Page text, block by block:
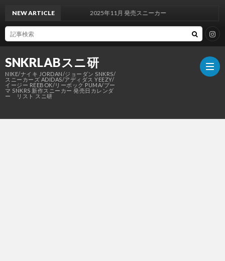
SNKRLABスニ研
NIKE/ナイキ JORDAN/ジョーダン SNKRS/
スニーカーズ ADIDAS/アディダス YEEZY/
イージー REEBOK/リーボック PUMA/プー
マ SNKRS 新作スニーカー 発売日カレンダ
ー リスト スニ研
NEW ARTICLE 2025年11月 発売スニーカー